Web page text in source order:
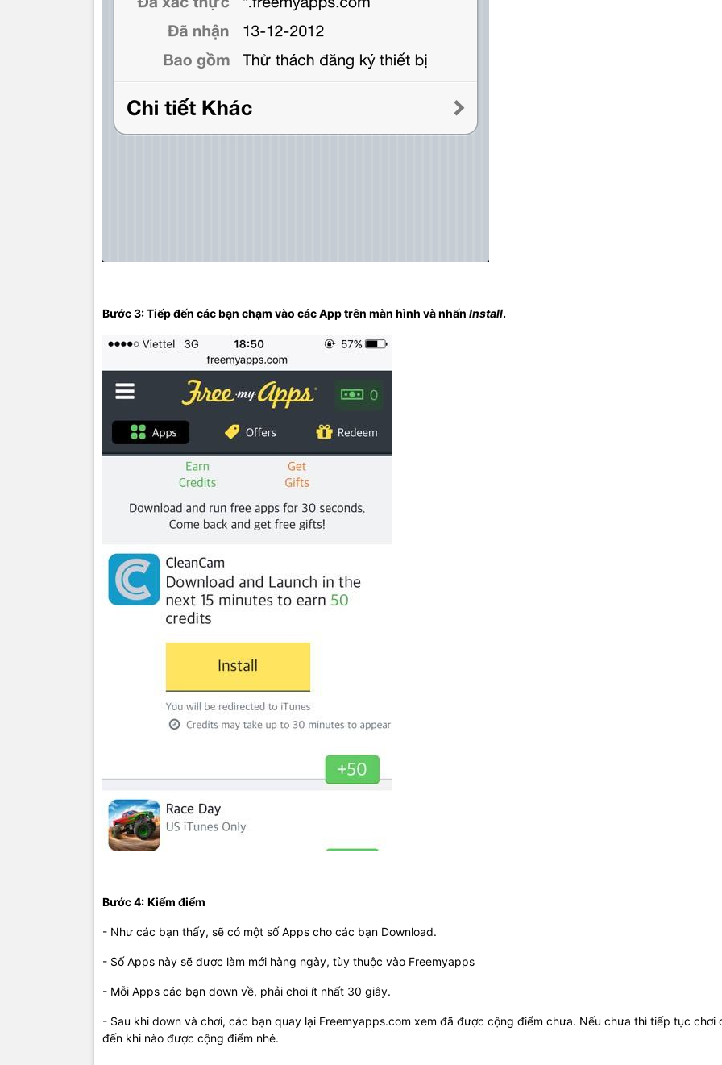
Bước 3: Tiếp đến các bạn chạm vào các App trên màn hình và nhấn Install.
Bước 4: Kiếm điểm
- Như các bạn thấy, sẽ có một số Apps cho các bạn Download.
- Số Apps này sẽ được làm mới hàng ngày, tùy thuộc vào Freemyapps
- Mỗi Apps các bạn down về, phải chơi ít nhất 30 giây.
- Sau khi down và chơi, các bạn quay lại Freemyapps.com xem đã được cộng điểm chưa. Nếu chưa thì tiếp tục chơi
đến khi nào được cộng điểm nhé.